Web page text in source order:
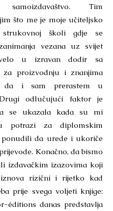
samoizdavaštvo. Tim
što me je moje učiteljsko
školi gdje se
vezana uz svijet
u izravan dodir sa
za proizvodnju i znanjima
da i sam prerastem u
odlučujući faktor je
se ukazala kada su mi
potrazi za diplomskim
ponudili da urede i ukoriče
Konačno, da bismo
izdavačkim izazovima koji
rizični i rijetko kad
prije svega voljeti knjige:
éditions danas predstavlja